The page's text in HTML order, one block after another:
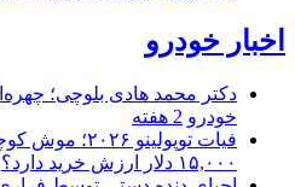
اخبار خودرو
دکتر محمد هادی بلوچی؛
خودرو 2 هفته
فیات
۱۵,۰۰۰ دلار ارزش خرید دارد؟